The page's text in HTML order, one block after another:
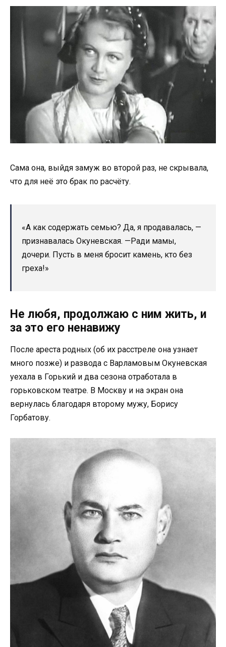
Сама она, выйдя замуж во второй раз, не скрывала,
что для неё это брак по расчёту.
«А как содержать семью? Да, я продавалась, —
признавалась Окуневская. —Ради мамы,
дочери. Пусть в меня бросит камень, кто без
греха!»
Не любя, продолжаю с ним жить, и
за это его ненавижу
После ареста родных (об их расстреле она узнает
много позже) и развода с Варламовым Окуневская
уехала в Горький и два сезона отработала в
горьковском театре. В Москву и на экран она
вернулась благодаря второму мужу, Борису
Горбатову.